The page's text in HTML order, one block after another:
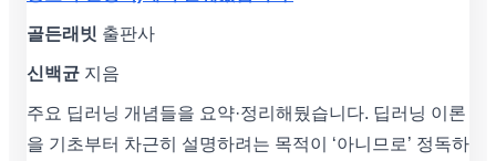
골든래빗 출판사
신백균 지음
주요 딥러닝 개념들을 요약·정리해뒀습니다. 딥러닝 이론
을 기초부터 차근히 설명하려는 목적이 ‘아니므로’ 정독하